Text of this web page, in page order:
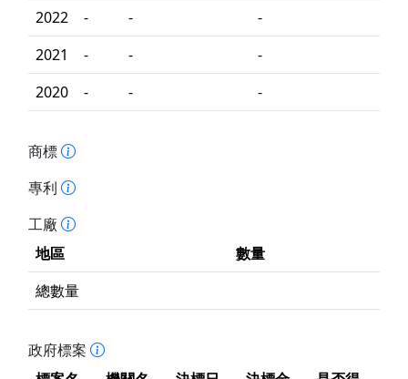
2022
- -
-
2021
- -
-
2020
- - -
商標
專利
工廠
地區
數量
總數量
政府標案